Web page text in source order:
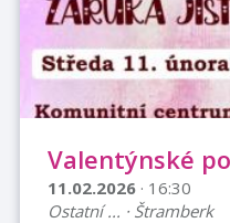
Valentýnské
11.02.2026 · 16:30
Ostatní ... · Štramberk